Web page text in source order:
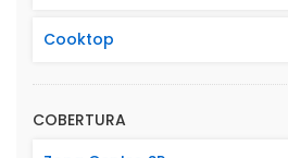
Cooktop
COBERTURA